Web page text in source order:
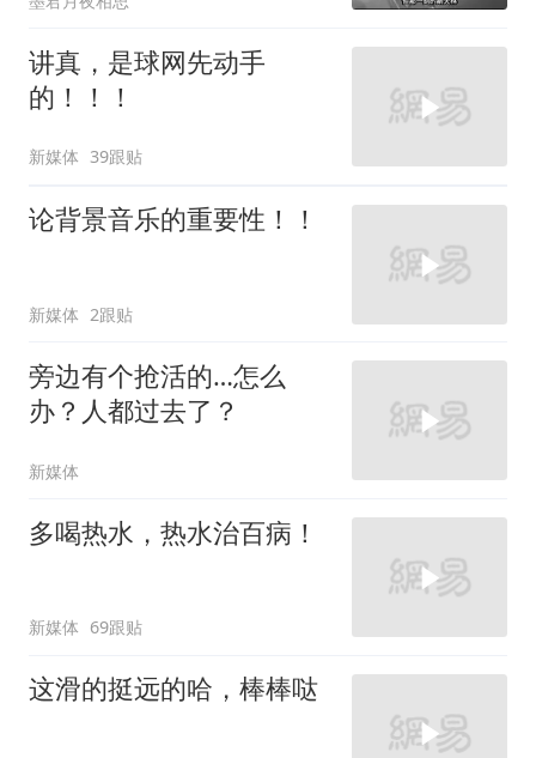
讲真，是球网先动手
的！！！
新媒体 39跟贴
论背景音乐的重要性！！
新媒体 2跟贴
旁边有个抢活的…怎么
办？人都过去了？
新媒体
多喝热水，热水治百病！
新媒体 69跟贴
这滑的挺远的哈，棒棒哒